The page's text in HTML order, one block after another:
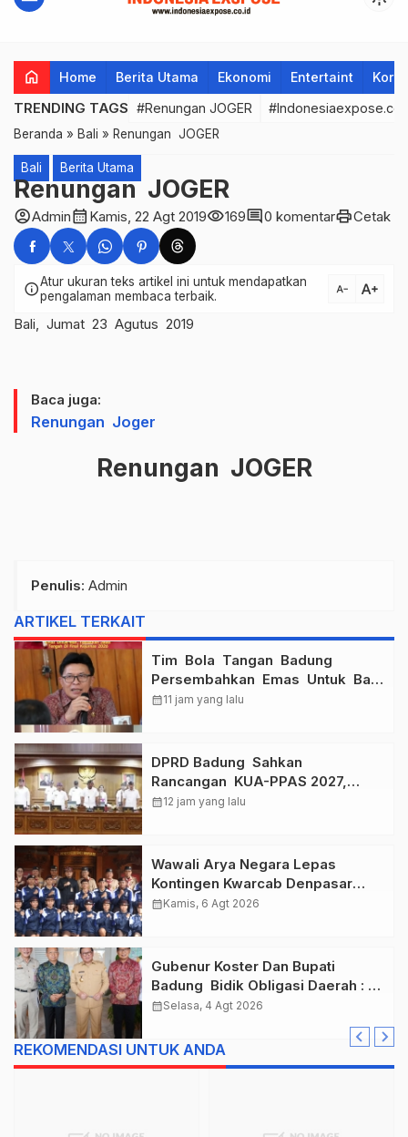
home Home Berita Utama Ekonomi Entertaint
TRENDING TAGS #Renungan JOGER
Beranda » Bali » Renungan JOGER
Bali Berita Utama
Renungan JOGER
account_circleAdmincalendar_month Kamis, 22 Agt 2019visibility169comment0 komentarprintCetak
infoAtur ukuran teks artikel ini untuk mendapatkan
pengalaman membaca terbaik.
text_decrease text_increase
Bali, Jumat 23 Agutus 2019
Baca juga:
Renungan Joger
Renungan JOGER
Penulis: Admin
ARTIKEL TERKAIT
Tim Bola Tangan Badung
Persembahkan Emas Untuk Bali
, Taklukkan Jawa Tengah Di
calendar_month11 jam yang lalu
DPRD Badung Sahkan
Rancangan KUA-PPAS 2027,
Anggaran Tembus Lebih Dari
calendar_month12 jam yang lalu
Wawali Arya Negara Lepas
Kontingen Kwarcab Denpasar
Menuju Jambore Nasional XII
calendar_monthKamis, 6 Agt 2026
Gubenur Koster Dan Bupati
Badung Bidik Obligasi Daerah :
Gaspol Bangun Infrastruktur
calendar_monthSelasa, 4 Agt 2026
REKOMENDASI UNTUK ANDA